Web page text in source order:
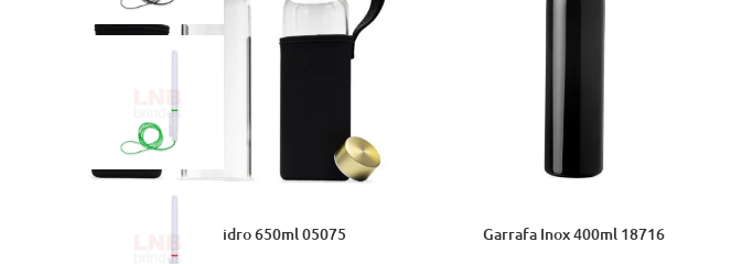
Garrafa de Vidro 650ml 05075 Garrafa Inox 400ml 18716